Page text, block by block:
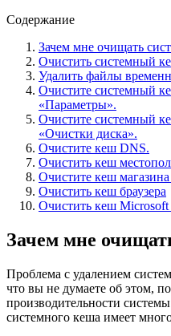
Содержание
Зачем мне очищать
Очистить системный
Удалить файлы
Очистите системный
«Параметры».
Очистите системный
«Очистки диска».
Очистите кеш DNS.
Очистить кеш
Очистите кеш
Очистить кеш браузера
Очистить кеш Microsoft
Зачем мне
Проблема с удалением
что вы не думаете об этом,
производительности
системного кеша имеет